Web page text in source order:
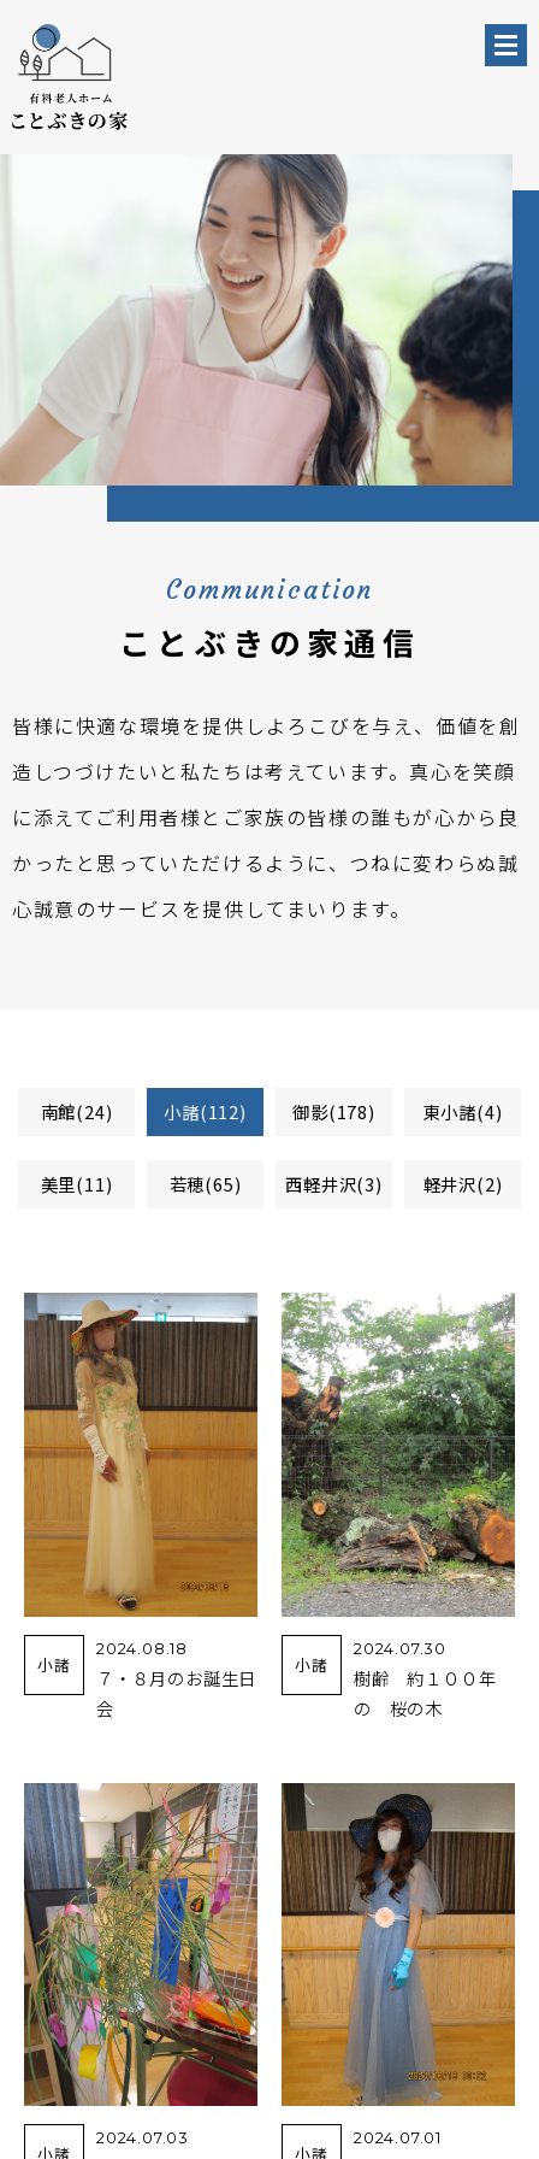
Communication
ことぶきの家通信
皆様に快適な環境を提供しよろこびを与え、価値を創
造しつづけたいと私たちは考えています。真心を笑顔
に添えてご利用者様とご家族の皆様の誰もが心から良
かったと思っていただけるように、つねに変わらぬ誠
心誠意のサービスを提供してまいります。
南館(24) 小諸(112) 御影(178) 東小諸(4)
美里(11) 若穂(65) 西軽井沢(3) 軽井沢(2)
小諸
2024.08.18
７・８月のお誕生日
会
小諸
2024.07.30
樹齢 約１００年
の 桜の木
小諸
2024.07.03
小諸
2024.07.01